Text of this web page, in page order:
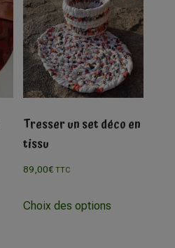
Tresser un set déco en
tissu
89,00€ TTC
Choix des options